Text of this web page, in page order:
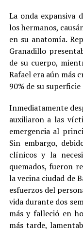
La onda expansiva
los hermanos,
en su anatomía.
Granadillo
de su cuerpo,
Rafael era aún más
90% de su
Inmediatamente
auxiliaron a las
emergencia al
Sin embargo,
clínicos y la
quemados, fueron
la vecina ciudad de
esfuerzos del
vida durante dos
más y falleció en
más tarde,